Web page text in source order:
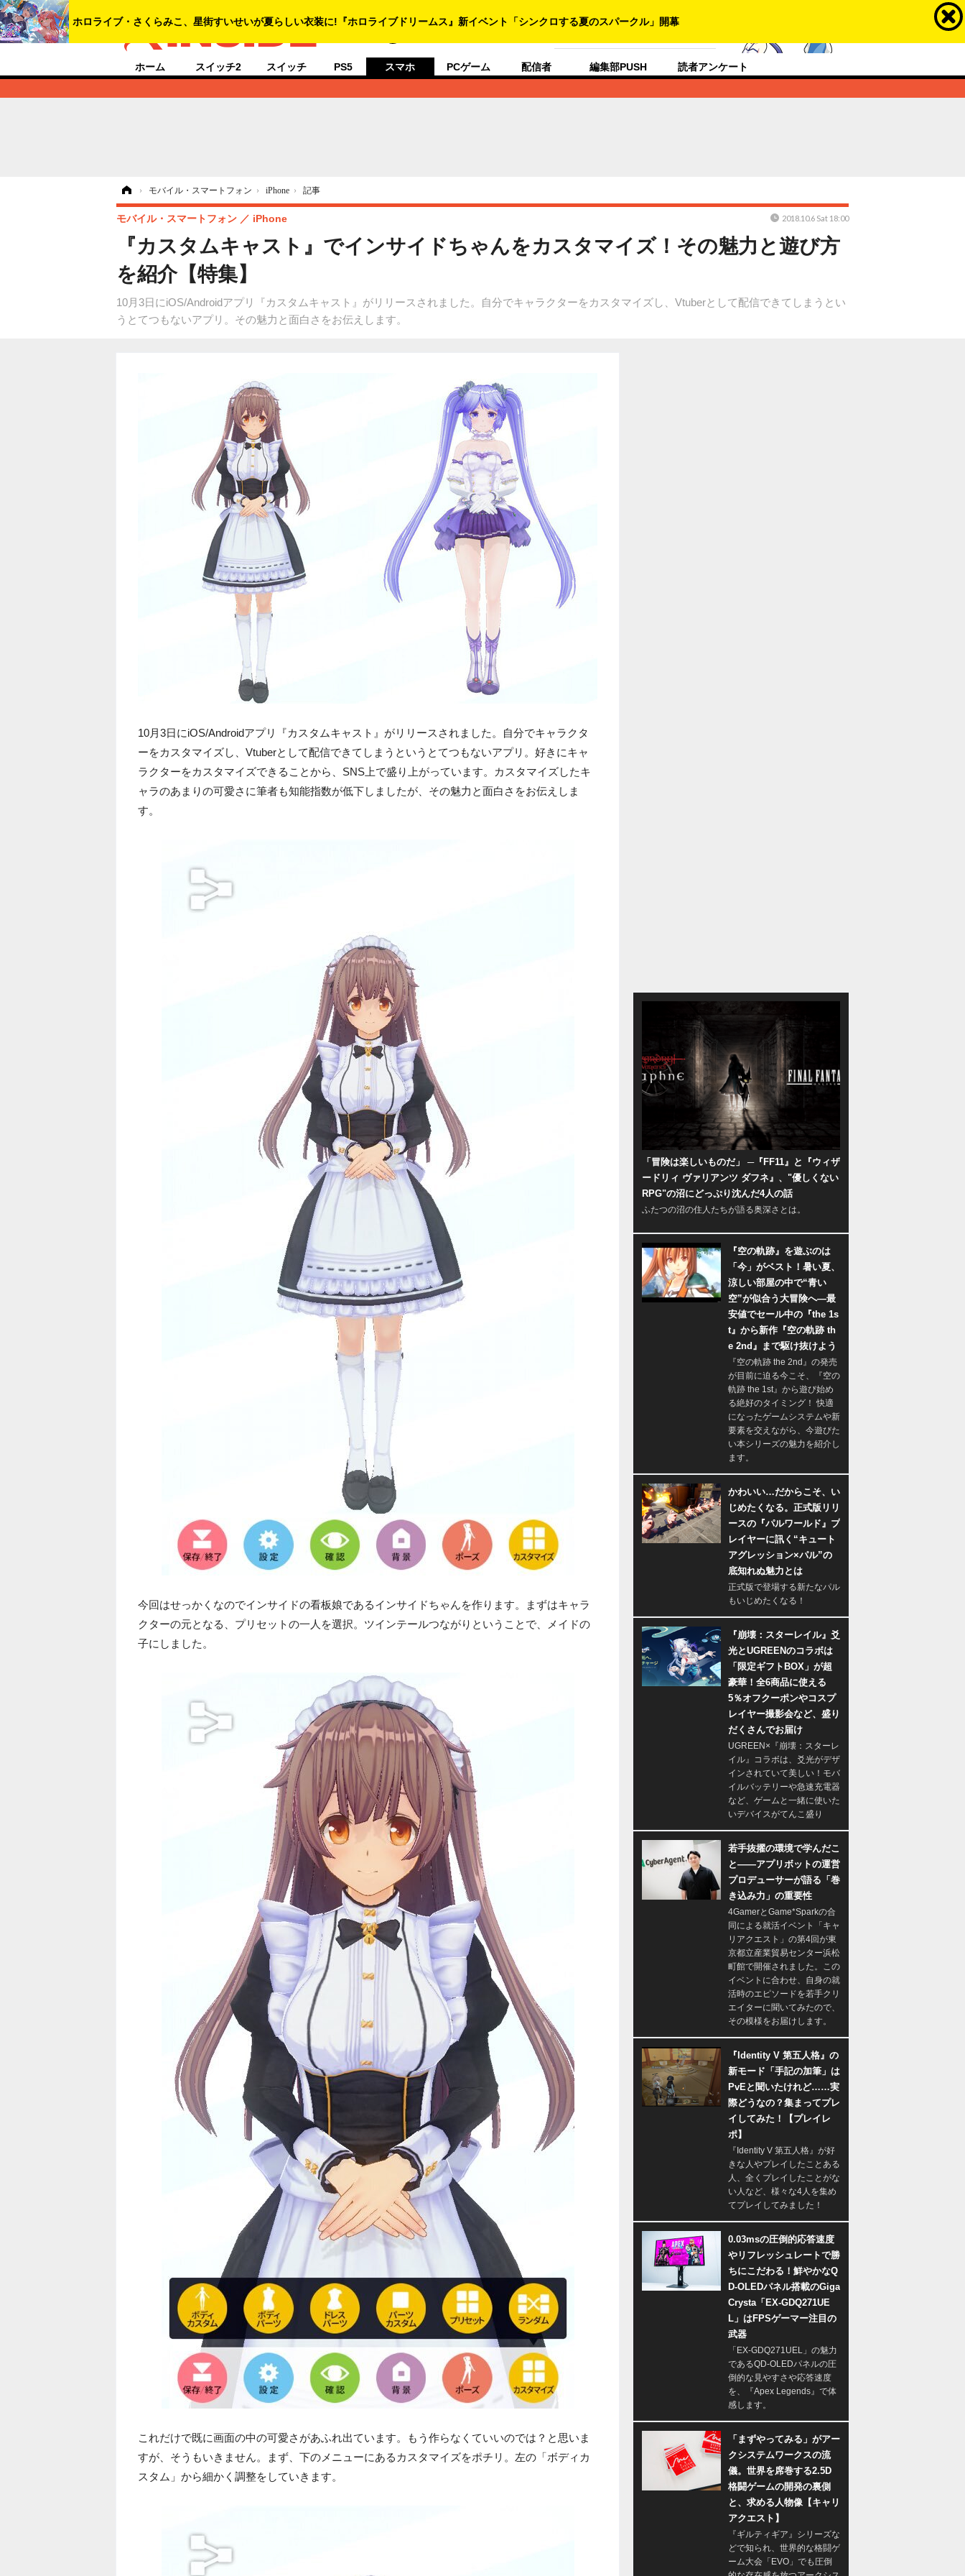
ホーム スイッチ2 スイッチ PS5 スマホ PCゲーム 配信者 編集部PUSH 読者アンケート
› モバイル・スマートフォン › iPhone › 記事
『カスタムキャスト』でインサイドちゃんをカスタマイズ！その魅力と遊び方
を紹介【特集】
10月3日にiOS/Androidアプリ『カスタムキャスト』がリリースされました。自分でキャラクターをカスタマイズし、Vtuberとして配信できてしまうとい
うとてつもないアプリ。その魅力と面白さをお伝えします。
モバイル・スマートフォン iPhone 2018.10.6 Sat 18:00
10月3日にiOS/Androidアプリ『カスタムキャスト』がリリースされました。自分でキャラクタ
ーをカスタマイズし、Vtuberとして配信できてしまうというとてつもないアプリ。好きにキャ
ラクターをカスタマイズできることから、SNS上で盛り上がっています。カスタマイズしたキ
ャラのあまりの可愛さに筆者も知能指数が低下しましたが、その魅力と面白さをお伝えしま
す。
今回はせっかくなのでインサイドの看板娘であるインサイドちゃんを作ります。まずはキャラ
クターの元となる、プリセットの一人を選択。ツインテールつながりということで、メイドの
子にしました。
これだけで既に画面の中の可愛さがあふれ出ています。もう作らなくていいのでは？と思いま
すが、そうもいきません。まず、下のメニューにあるカスタマイズをポチリ。左の「ボディカ
スタム」から細かく調整をしていきます。
「冒険は楽しいものだ」 ─『FF11』と『ウィザ
ードリィ ヴァリアンツ ダフネ』、"優しくない
RPG"の沼にどっぷり沈んだ4人の話
ふたつの沼の住人たちが語る奥深さとは。
『空の軌跡』を遊ぶのは
「今」がベスト！暑い夏、
涼しい部屋の中で“青い
空”が似合う大冒険へ―最
安値でセール中の『the 1s
t』から新作『空の軌跡 th
e 2nd』まで駆け抜けよう
『空の軌跡 the 2nd』の発売
が目前に迫る今こそ、『空の
軌跡 the 1st』から遊び始め
る絶好のタイミング！ 快適
になったゲームシステムや新
要素を交えながら、今遊びた
い本シリーズの魅力を紹介し
ます。
かわいい…だからこそ、い
じめたくなる。正式版リリ
ースの『パルワールド』プ
レイヤーに訊く“キュート
アグレッション×パル”の
底知れぬ魅力とは
正式版で登場する新たなパル
もいじめたくなる！
『崩壊：スターレイル』爻
光とUGREENのコラボは
「限定ギフトBOX」が超
豪華！全6商品に使える
5％オフクーポンやコスプ
レイヤー撮影会など、盛り
だくさんでお届け
UGREEN×『崩壊：スターレ
イル』コラボは、爻光がデザ
インされていて美しい！モバ
イルバッテリーや急速充電器
など、ゲームと一緒に使いた
いデバイスがてんこ盛り
若手抜擢の環境で学んだこ
と――アプリボットの運営
プロデューサーが語る「巻
き込み力」の重要性
4GamerとGame*Sparkの合
同による就活イベント「キャ
リアクエスト」の第4回が東
京都立産業貿易センター浜松
町館で開催されました。この
イベントに合わせ、自身の就
活時のエピソードを若手クリ
エイターに聞いてみたので、
その模様をお届けします。
『Identity V 第五人格』の
新モード「手記の加筆」は
PvEと聞いたけれど……実
際どうなの？集まってプレ
イしてみた！【プレイレ
ポ】
『Identity V 第五人格』が好
きな人やプレイしたことある
人、全くプレイしたことがな
い人など、様々な4人を集め
てプレイしてみました！
0.03msの圧倒的応答速度
やリフレッシュレートで勝
ちにこだわる！鮮やかなQ
D-OLEDパネル搭載のGiga
Crysta「EX-GDQ271UE
L」はFPSゲーマー注目の
武器
「EX-GDQ271UEL」の魅力
であるQD-OLEDパネルの圧
倒的な見やすさや応答速度
を、『Apex Legends』で体
感します。
「まずやってみる」がアー
クシステムワークスの流
儀。世界を席巻する2.5D
格闘ゲームの開発の裏側
と、求める人物像【キャリ
アクエスト】
『ギルティギア』シリーズな
どで知られ、世界的な格闘ゲ
ーム大会「EVO」でも圧倒